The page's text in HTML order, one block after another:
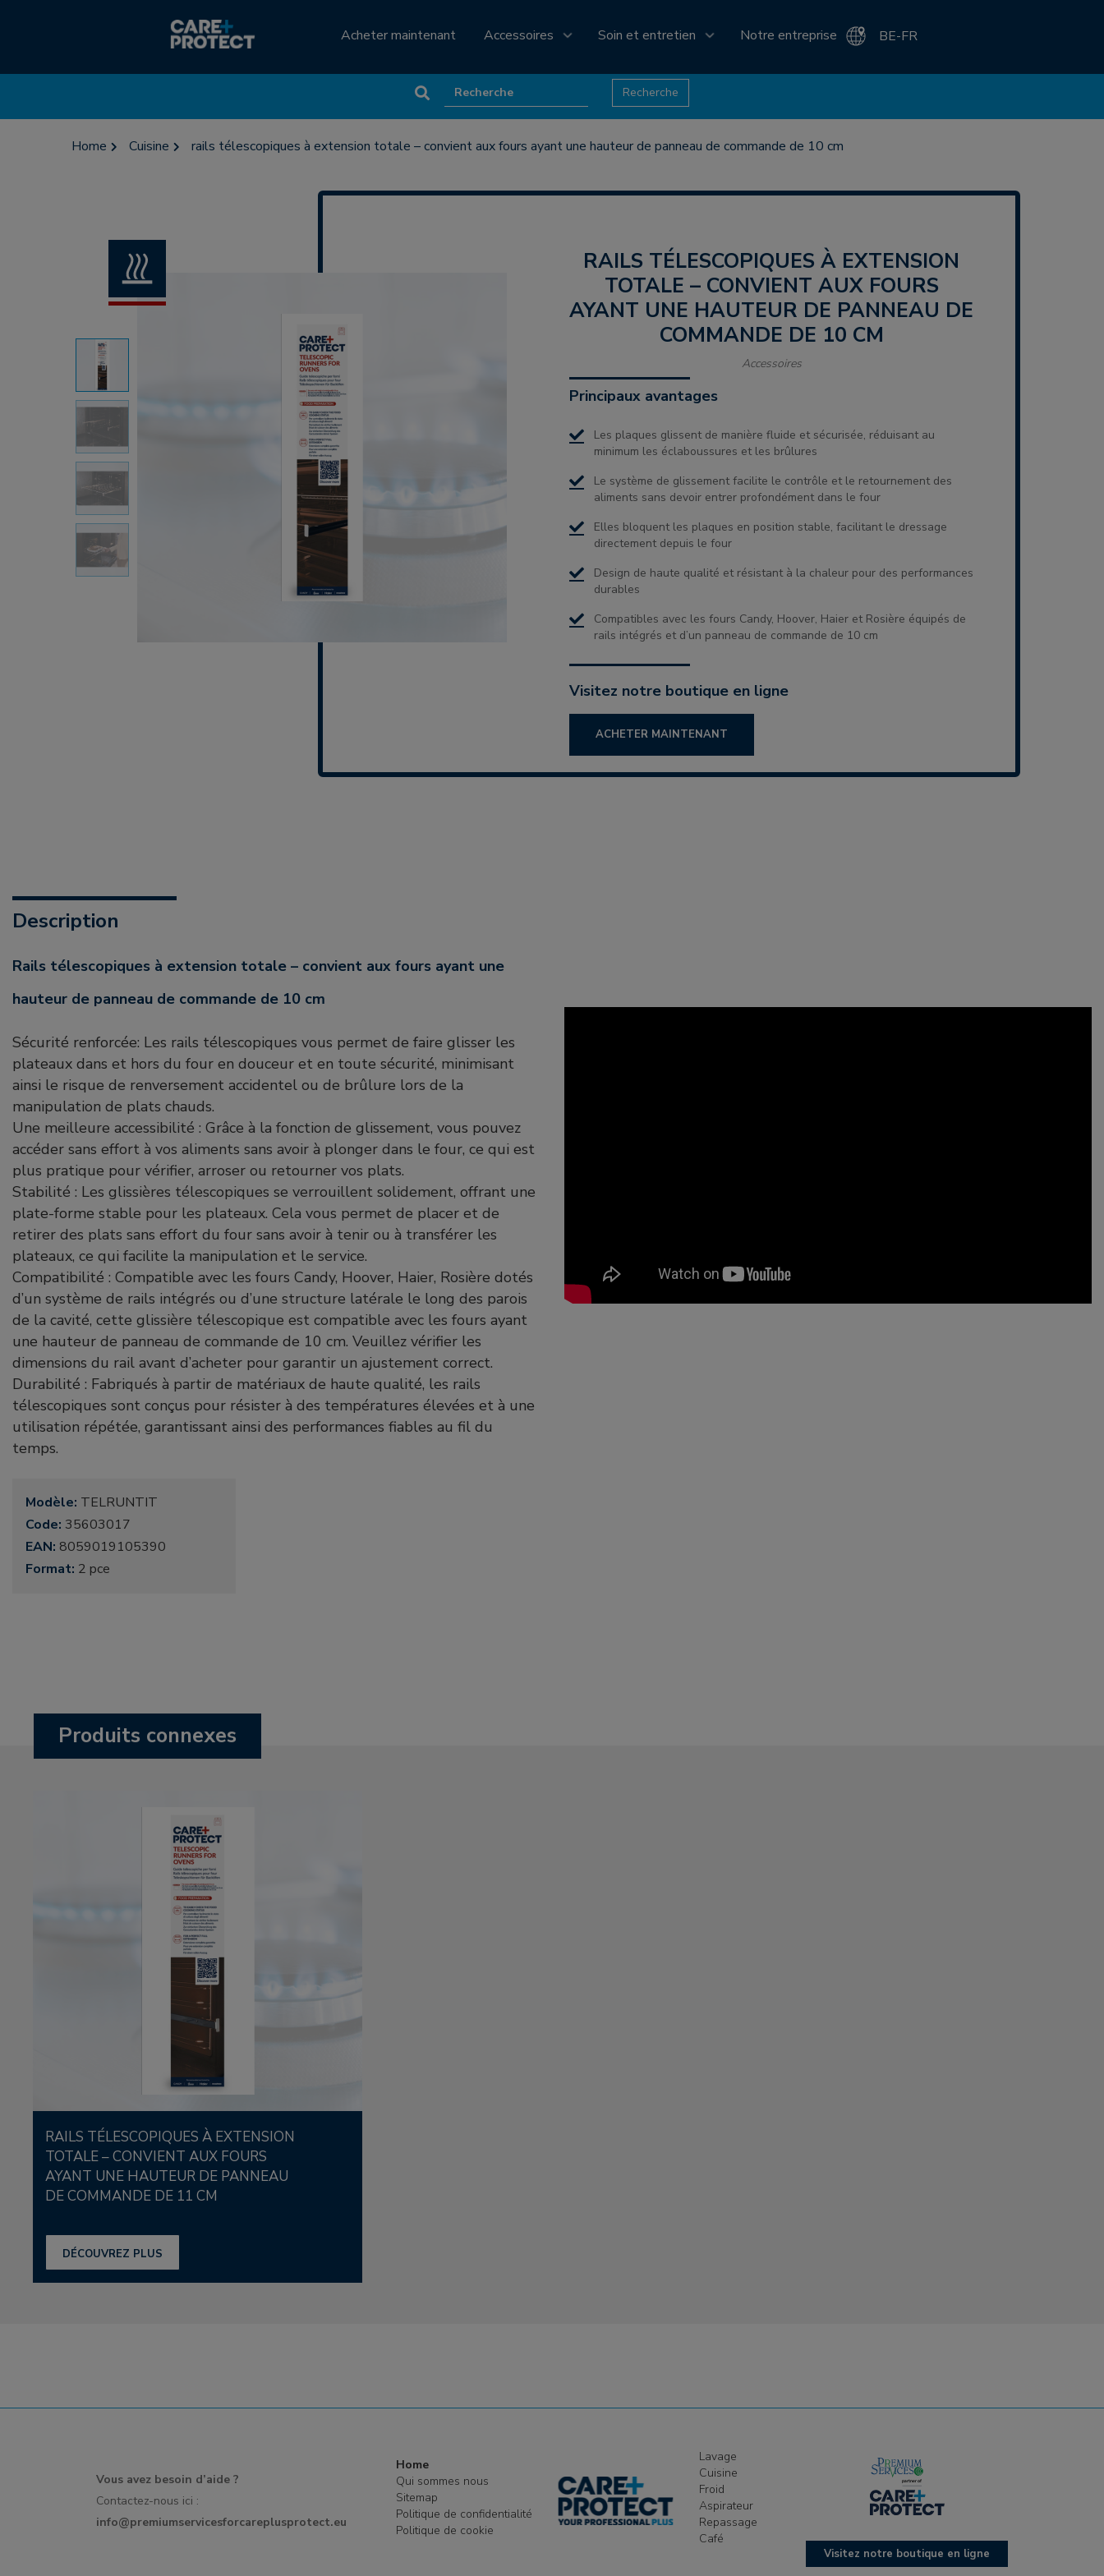
Acheter maintenant Accessoires Soin et entretien Notre entreprise BE-FR
Home Cuisine rails télescopiques à extension totale – convient aux fours ayant une hauteur de panneau de commande de 10 cm
RAILS TÉLESCOPIQUES À EXTENSION
TOTALE – CONVIENT AUX FOURS
AYANT UNE HAUTEUR DE PANNEAU DE
COMMANDE DE 10 CM
Accessoires
Principaux avantages
Les plaques glissent de manière fluide et sécurisée, réduisant au
minimum les éclaboussures et les brûlures
Le système de glissement facilite le contrôle et le retournement des
aliments sans devoir entrer profondément dans le four
Elles bloquent les plaques en position stable, facilitant le dressage
directement depuis le four
Design de haute qualité et résistant à la chaleur pour des performances
durables
Compatibles avec les fours Candy, Hoover, Haier et Rosière équipés de
rails intégrés et d’un panneau de commande de 10 cm
Visitez notre boutique en ligne
ACHETER MAINTENANT
Description
Rails télescopiques à extension totale – convient aux fours ayant une
hauteur de panneau de commande de 10 cm
Sécurité renforcée: Les rails télescopiques vous permet de faire glisser les
plateaux dans et hors du four en douceur et en toute sécurité, minimisant
ainsi le risque de renversement accidentel ou de brûlure lors de la
manipulation de plats chauds.
Une meilleure accessibilité : Grâce à la fonction de glissement, vous pouvez
accéder sans effort à vos aliments sans avoir à plonger dans le four, ce qui est
plus pratique pour vérifier, arroser ou retourner vos plats.
Stabilité : Les glissières télescopiques se verrouillent solidement, offrant une
plate-forme stable pour les plateaux. Cela vous permet de placer et de
retirer des plats sans effort du four sans avoir à tenir ou à transférer les
plateaux, ce qui facilite la manipulation et le service.
Compatibilité : Compatible avec les fours Candy, Hoover, Haier, Rosière dotés
d’un système de rails intégrés ou d’une structure latérale le long des parois
de la cavité, cette glissière télescopique est compatible avec les fours ayant
une hauteur de panneau de commande de 10 cm. Veuillez vérifier les
dimensions du rail avant d’acheter pour garantir un ajustement correct.
Durabilité : Fabriqués à partir de matériaux de haute qualité, les rails
télescopiques sont conçus pour résister à des températures élevées et à une
utilisation répétée, garantissant ainsi des performances fiables au fil du
temps.
Modèle: TELRUNTIT
Code: 35603017
EAN: 8059019105390
Format: 2 pce
Produits connexes
RAILS TÉLESCOPIQUES À EXTENSION
TOTALE – CONVIENT AUX FOURS
AYANT UNE HAUTEUR DE PANNEAU
DE COMMANDE DE 11 CM
DÉCOUVREZ PLUS
Vous avez besoin d’aide ?
Contactez-nous ici :
info@premiumservicesforcareplusprotect.eu
Home
Qui sommes nous
Sitemap
Politique de confidentialité
Politique de cookie
Lavage
Cuisine
Froid
Aspirateur
Repassage
Café
Visitez notre boutique en ligne